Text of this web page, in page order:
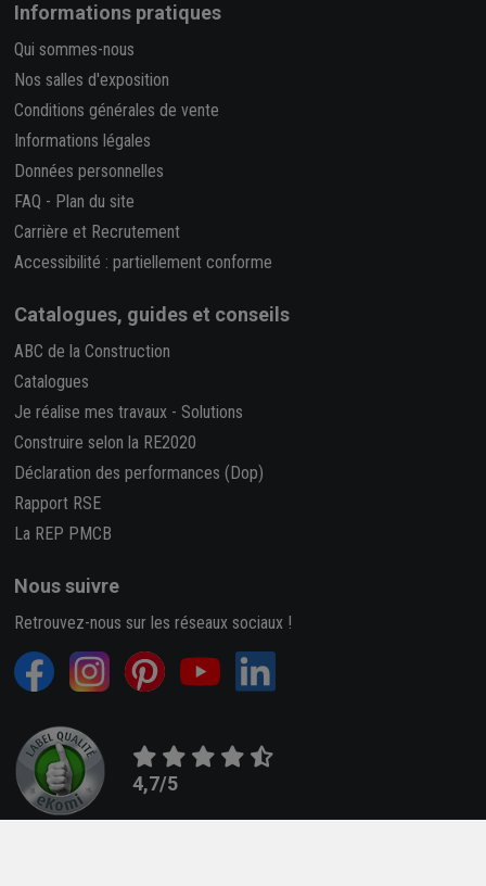
Informations pratiques
Qui sommes-nous
Nos salles d'exposition
Conditions générales de vente
Informations légales
Données personnelles
FAQ - Plan du site
Carrière et Recrutement
Accessibilité : partiellement conforme
Catalogues, guides et conseils
ABC de la Construction
Catalogues
Je réalise mes travaux - Solutions
Construire selon la RE2020
Déclaration des performances (Dop)
Rapport RSE
La REP PMCB
Nous suivre
Retrouvez-nous sur les réseaux sociaux !
4,7/5